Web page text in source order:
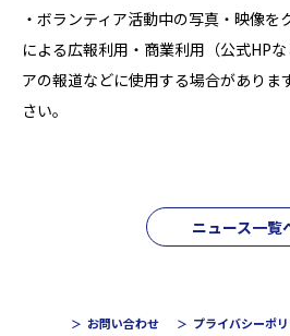
・ボランティア活動中の写真・映像
による広報利用・商業利用（公式HP
アの報道などに使用する場合がありま
さい。
ニュース一覧
お問い合わせ プライバシーポ